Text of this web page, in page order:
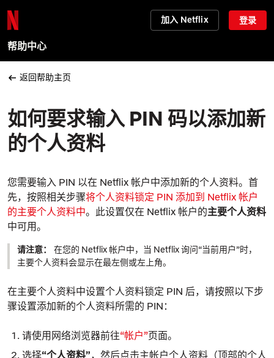
加入 Netflix 登录
帮助中心
返回帮助主页
如何要求输入 PIN 码以添加新
的个人资料
您需要输入 PIN 以在 Netflix 帐户中添加新的个人资料。首
先，按照相关步骤将个人资料锁定 PIN 添加到 Netflix 帐户
的主要个人资料中。此设置仅在 Netflix 帐户的主要个人资料
中可用。
请注意：
在您的 Netflix 帐户中，当 Netflix 询问“当前用户”时，
主要个人资料会显示在最左侧或左上角。
在主要个人资料中设置个人资料锁定 PIN 后，请按照以下步
骤设置添加新的个人资料所需的 PIN：
请使用网络浏览器前往“帐户”页面。
选择“个人资料”，然后点击主帐户个人资料（顶部的个人